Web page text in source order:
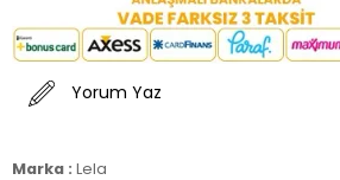
Yorum Yaz
Marka : Lela